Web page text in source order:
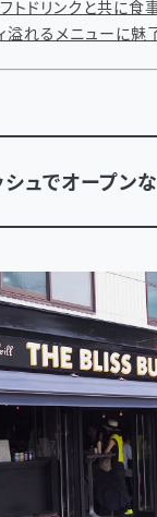
トドリンクと共に食
溢れるメニューに魅
シュでオープン